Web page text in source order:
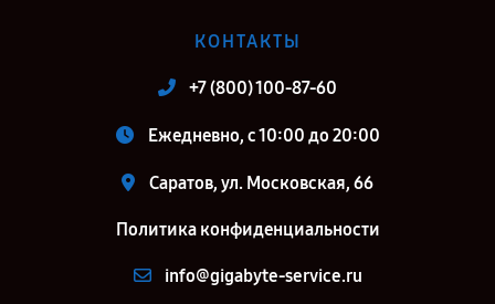
КОНТАКТЫ
+7 (800) 100-87-60
Ежедневно, с 10:00 до 20:00
Саратов, ул. Московская, 66
Политика конфиденциальности
info@gigabyte-service.ru